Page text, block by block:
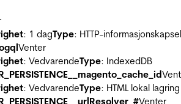
: 1 dagType: HTTP-informasjonskapsel
Venter
: VedvarendeType: IndexedDB
: VedvarendeType: HTML lokal lagring
Venter